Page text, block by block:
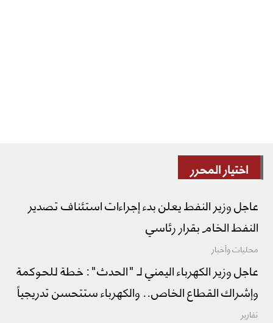
اختيار المحرر
عاجل وزير النفط يعلن بدء إجراءات استئناف تصدير
النفط الخام بقرار رئاسي
محليات وأخبار
عاجل وزير الكهرباء اليمني لـ "الحدث": خطة للحوكمة
وإشراك القطاع الخاص.. والكهرباء ستتحسن تدريجياً
تقارير